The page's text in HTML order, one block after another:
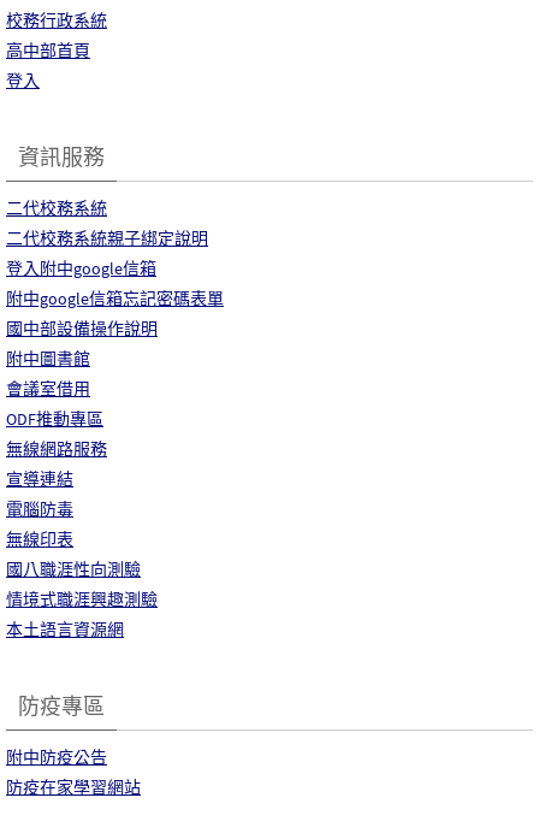
校務行政系統
高中部首頁
登入
資訊服務
二代校務系統
二代校務系統親子綁定說明
登入附中google信箱
附中google信箱忘記密碼表單
國中部設備操作說明
附中圖書館
會議室借用
ODF推動專區
無線網路服務
宣導連結
電腦防毒
無線印表
國八職涯性向測驗
情境式職涯興趣測驗
本土語言資源網
防疫專區
附中防疫公告
防疫在家學習網站